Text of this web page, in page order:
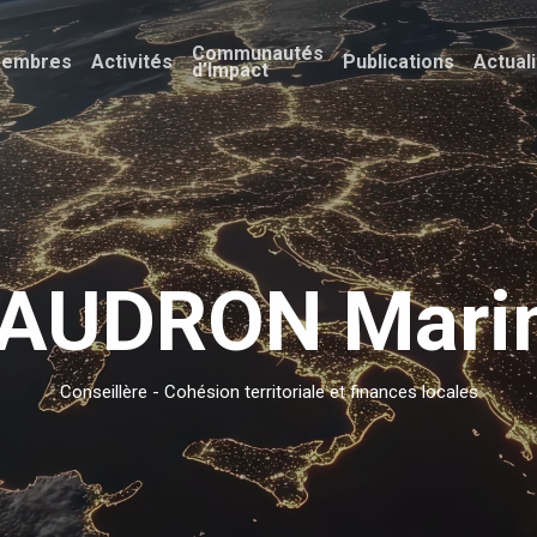
Activités Communautés
d’Impact Publications
Conseillère - Cohésion territoriale et finances locales